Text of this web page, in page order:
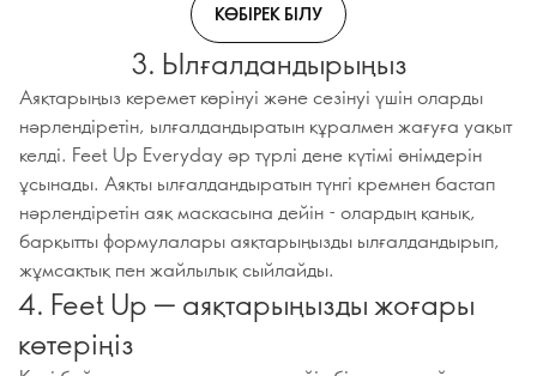
КӨБІРЕК БІЛУ
3. Ылғалдандырыңыз
Аяқтарыңыз керемет көрінуі және сезінуі үшін оларды
нәрлендіретін, ылғалдандыратын құралмен жағуға уақыт
келді. Feet Up Everyday әр түрлі дене күтімі өнімдерін
ұсынады. Аяқты ылғалдандыратын түнгі кремнен бастап
нәрлендіретін аяқ маскасына дейін - олардың қанық,
барқытты формулалары аяқтарыңызды ылғалдандырып,
жұмсақтық пен жайлылық сыйлайды.
4. Feet Up — аяқтарыңызды жоғары
көтеріңіз